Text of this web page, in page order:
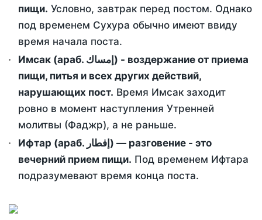
пищи. Условно, завтрак перед постом. Однако
под временем Сухура обычно имеют ввиду
время начала поста.
Имсак (араб. إمساك) - воздержание от приема
пищи, питья и всех других действий,
нарушающих пост. Время Имсак заходит
ровно в момент наступления Утренней
молитвы (Фаджр), а не раньше.
Ифтар (араб. إفطار) — разговение - это
вечерний прием пищи. Под временем Ифтара
подразумевают время конца поста.